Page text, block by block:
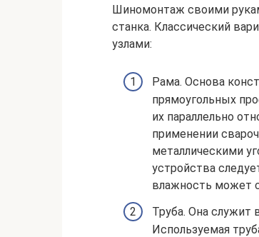
Шиномонтаж своими
станка. Классический
узлами:
Рама. Основа
прямоугольных
их параллельно
применении
металлическими
устройства
влажность может
Труба. Она служит
Используемая